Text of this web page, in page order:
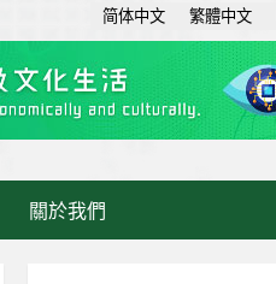
關於我們
简体中文 繁體中文